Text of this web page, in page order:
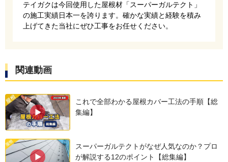
ストの屋根に適しています。
新規の屋根材はスーパーガルテクトです。断熱性
や耐風性に優れており、テイガクでも人気の屋根
テイガクは今回使用した屋根材「スーパーガルテクト」
の施工実績日本一を誇ります。確かな実績と経験を積み
上げてきた当社にぜひ工事をお任せください。
関連動画
これで全部わかる屋根カバー工法の手順【総
集編】
スーパーガルテクトがなぜ人気なのか？プロ
が解説する12のポイント【総集編】